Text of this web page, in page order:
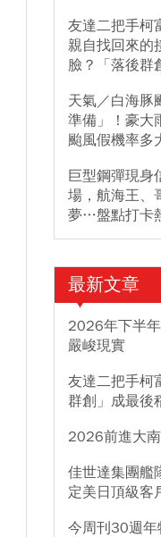
友達二把手柯
親自找回來的
臉？「落後群
天氣／白海豚
準備」！豪大
颱風假機率多
巨型鋼彈現身
場，航海王、
夢…盤點打卡
最新文章
2026年下半
嚴峻現實
友達二把手柯
群創」成最後
2026前進大
佳世達集團艦
定美日頂級客
今周刊30週年